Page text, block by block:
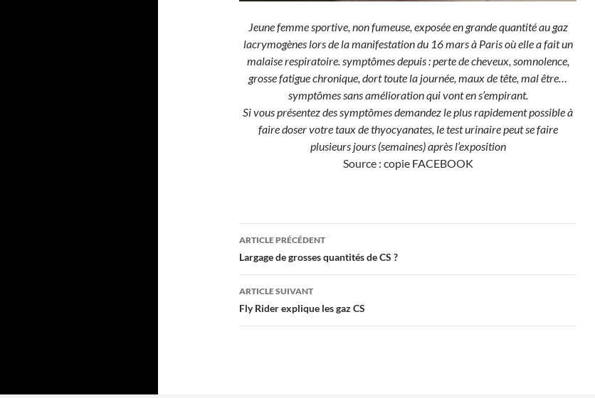
Jeune femme sportive, non fumeuse, exposée en grande quantité au gaz
lacrymogènes lors de la manifestation du 16 mars à Paris où elle a fait un
malaise respiratoire. symptômes depuis : perte de cheveux, somnolence,
grosse fatigue chronique, dort toute la journée, maux de tête, mal être…
symptômes sans amélioration qui vont en s’empirant.
Si vous présentez des symptômes demandez le plus rapidement possible à
faire doser votre taux de thyocyanates, le test urinaire peut se faire
plusieurs jours (semaines) après l’exposition
Source : copie FACEBOOK
Navigation
des
articles
ARTICLE PRÉCÉDENT
Largage de grosses quantités de CS ?
ARTICLE SUIVANT
Fly Rider explique les gaz CS